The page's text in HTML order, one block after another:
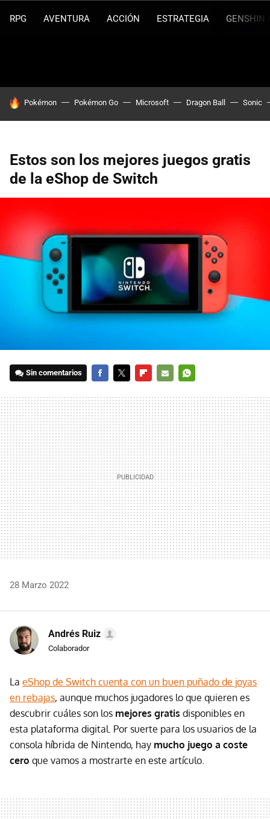
RPG AVENTURA ACCIÓN ESTRATEGIA GENSHIN
HOY SE HABLA DE
Pokémon Pokémon Go Microsoft Dragon Ball Sonic
Estos son los mejores juegos gratis
de la eShop de Switch
Sin comentarios
MAIL
28 Marzo 2022
Andrés Ruiz
Colaborador
La eShop de Switch cuenta con un buen puñado de joyas
en rebajas, aunque muchos jugadores lo que quieren es
descubrir cuáles son los mejores gratis disponibles en
esta plataforma digital. Por suerte para los usuarios de la
consola híbrida de Nintendo, hay mucho juego a coste
cero que vamos a mostrarte en este artículo.